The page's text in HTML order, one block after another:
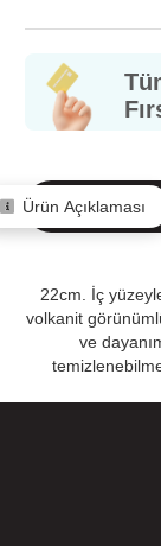
Ürün Açıklaması
22cm. İç
volkanit
ve